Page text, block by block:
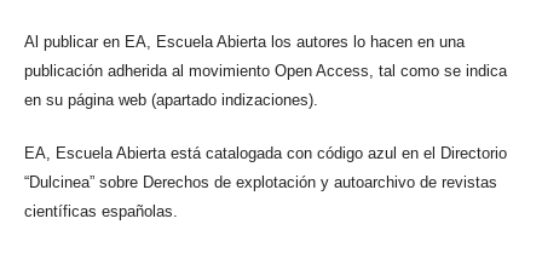
Al publicar en EA, Escuela Abierta los autores lo hacen en una
publicación adherida al movimiento Open Access, tal como se indica
en su página web (apartado indizaciones).
EA, Escuela Abierta está catalogada con código azul en el Directorio
“Dulcinea” sobre Derechos de explotación y autoarchivo de revistas
científicas españolas.